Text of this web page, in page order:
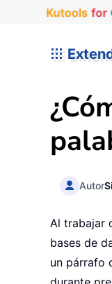
Kutools for
Autor
Al trabajar
bases de
un párrafo